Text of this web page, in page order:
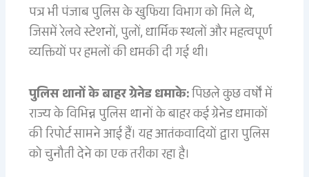
पत्र भी पंजाब पुलिस के खुफिया विभाग को मिले थे,
जिसमें रेलवे स्टेशनों, पुलों, धार्मिक स्थलों और महत्वपूर्ण
व्यक्तियों पर हमलों की धमकी दी गई थी।
पुलिस थानों के बाहर ग्रेनेड धमाके:पिछले कुछ वर्षों में
राज्य के विभिन्न पुलिस थानों के बाहर कई ग्रेनेड धमाकों
की रिपोर्ट सामने आई हैं। यह आतंकवादियों द्वारा पुलिस
को चुनौती देने का एक तरीका रहा है।